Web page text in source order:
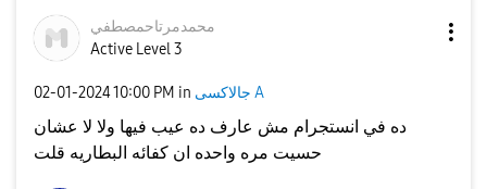
محمدمرتاحمصطفي
Active Level 3
‎02-01-202410:00 PM in جالاكسى A
ده في انستجرام مش عارف ده عيب فيها ولا لا عشان
حسيت مره واحده ان كفائه البطاريه قلت